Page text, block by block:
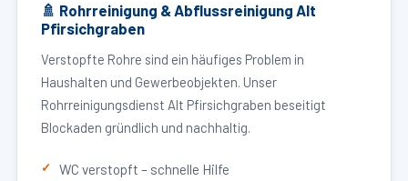
🚿 Rohrreinigung & Abflussreinigung Alt
Pfirsichgraben
Verstopfte Rohre sind ein häufiges Problem in
Haushalten und Gewerbeobjekten. Unser
Rohrreinigungsdienst Alt Pfirsichgraben beseitigt
Blockaden gründlich und nachhaltig.
WC verstopft – schnelle Hilfe